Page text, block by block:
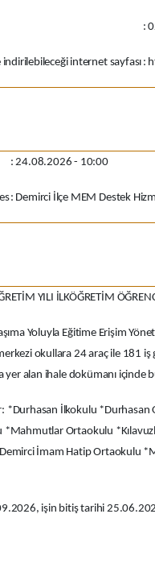
:
internet sayfası:
: 24.08.2026 - 10:00
: Demirci İlçe MEM Destek
YILI İLKÖĞRETİM
Yoluyla Eğitime Erişim
okullara 24 araç ile 181 iş
yer alan ihale dokümanı
*Durhasan İlkokulu
*Mahmutlar Ortaokulu
İmam Hatip Ortaokulu
işin bitiş tarihi